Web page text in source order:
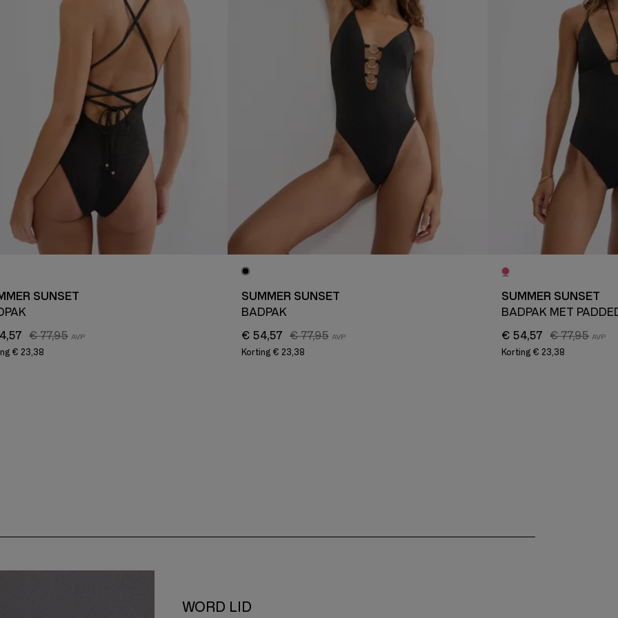
SUNSET
€ 77,95
€ 23,38
SUMMER SUNSET
BADPAK
€ 54,57
€ 77,95
Korting € 23,38
SUMMER SUNSET
BADPAK MET
€ 54,57
€ 77,95
Korting € 23,38
WORD LID